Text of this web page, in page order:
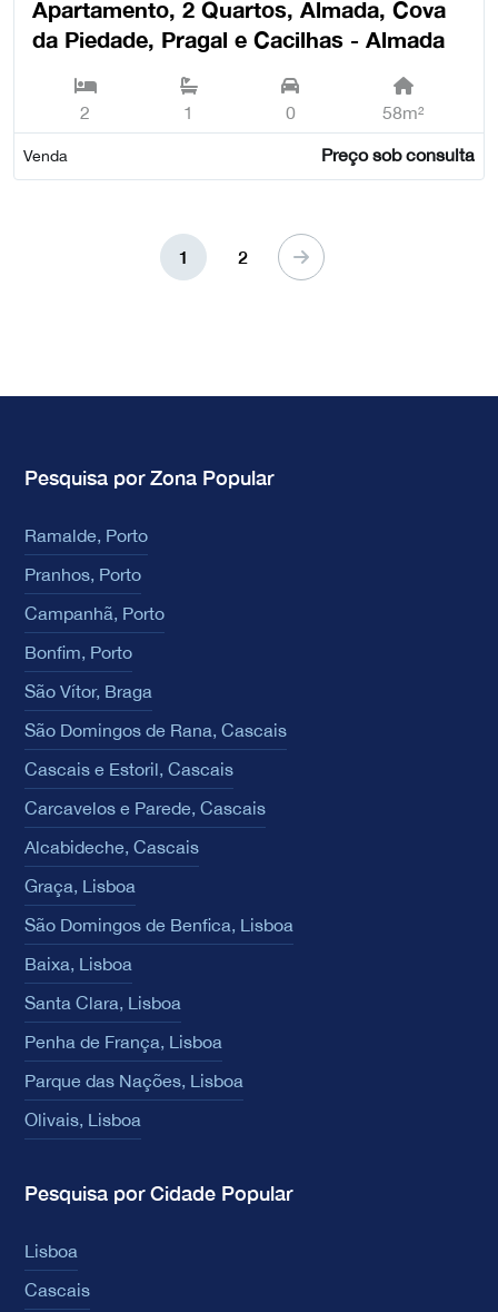
Apartamento, 2 Quartos, Almada, Cova
da Piedade, Pragal e Cacilhas - Almada
2 1 0 58m²
Venda Preço sob consulta
1 2
Pesquisa por Zona Popular
Ramalde, Porto
Pranhos, Porto
Campanhã, Porto
Bonfim, Porto
São Vítor, Braga
São Domingos de Rana, Cascais
Cascais e Estoril, Cascais
Carcavelos e Parede, Cascais
Alcabideche, Cascais
Graça, Lisboa
São Domingos de Benfica, Lisboa
Baixa, Lisboa
Santa Clara, Lisboa
Penha de França, Lisboa
Parque das Nações, Lisboa
Olivais, Lisboa
Pesquisa por Cidade Popular
Lisboa
Cascais